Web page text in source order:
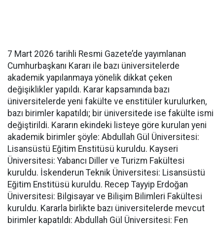
7 Mart 2026 tarihli Resmi Gazete’de yayımlanan
Cumhurbaşkanı Kararı ile bazı üniversitelerde
akademik yapılanmaya yönelik dikkat çeken
değişiklikler yapıldı. Karar kapsamında bazı
üniversitelerde yeni fakülte ve enstitüler kurulurken,
bazı birimler kapatıldı; bir üniversitede ise fakülte ismi
değiştirildi. Kararın ekindeki listeye göre kurulan yeni
akademik birimler şöyle: Abdullah Gül Üniversitesi:
Lisansüstü Eğitim Enstitüsü kuruldu. Kayseri
Üniversitesi: Yabancı Diller ve Turizm Fakültesi
kuruldu. İskenderun Teknik Üniversitesi: Lisansüstü
Eğitim Enstitüsü kuruldu. Recep Tayyip Erdoğan
Üniversitesi: Bilgisayar ve Bilişim Bilimleri Fakültesi
kuruldu. Kararla birlikte bazı üniversitelerde mevcut
birimler kapatıldı: Abdullah Gül Üniversitesi: Fen